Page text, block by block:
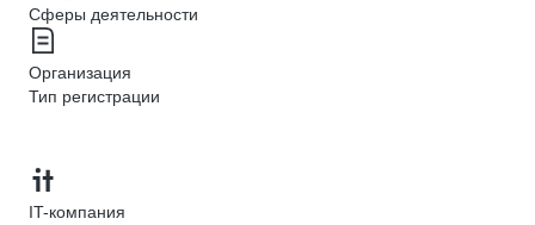
Сферы деятельности
Организация
Тип регистрации
IT-компания